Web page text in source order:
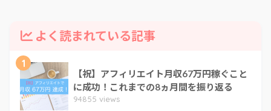
よく読まれている記事
1
【祝】アフィリエイト月収67万円稼ぐこと
に成功！これまでの8ヵ月間を振り返る
94855 views